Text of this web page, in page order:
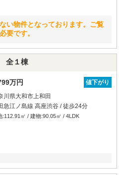
い物件となっております。ご覧
要です。
全１棟
万円
値下がり
川県大和市上和田
急江ノ島線 高座渋谷 / 徒歩24分
:112.91㎡ / 建物:90.05㎡ / 4LDK